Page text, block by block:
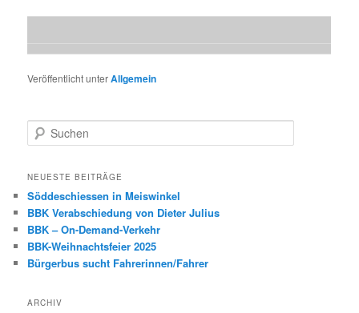
Veröffentlicht unterAllgemein
u
h
n
NEUESTE BEITRÄGE
Söddeschiessen in Meiswinkel
BBK Verabschiedung von Dieter Julius
BBK – On-Demand-Verkehr
BBK-Weihnachtsfeier 2025
Bürgerbus sucht Fahrerinnen/Fahrer
ARCHIV